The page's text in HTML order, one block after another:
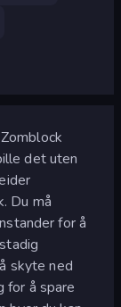
det uten
Du må
for å
skyte ned
for å spare